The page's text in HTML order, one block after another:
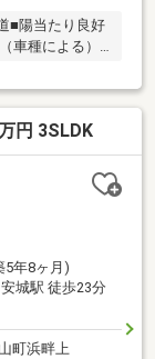
■陽当たり良好
車種による）■
）安城南中学
約550ｍ（徒
）ドラッグス
児科クリニッ
（徒歩8分）細
円 3SLDK
5年8ヶ月)
城駅 徒歩23分
町浜畔上